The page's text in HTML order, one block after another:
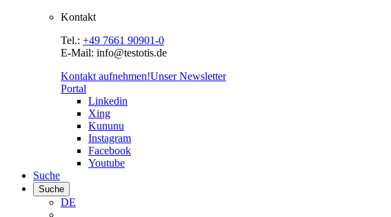
Kontakt
Tel.: +49 7661 90901-0
E-Mail: info@testotis.de
Kontakt aufnehmen!Unser Newsletter
Portal
Linkedin
Xing
Kununu
Instagram
Facebook
Youtube
Suche
Suche
DE